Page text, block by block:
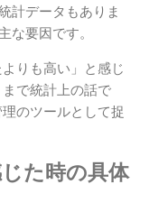
計データもありま
な要因です。
りも高い」と感じ
で統計上の話で
のツールとして捉
た時の具体